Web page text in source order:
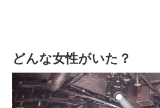
どんな女性がいた？